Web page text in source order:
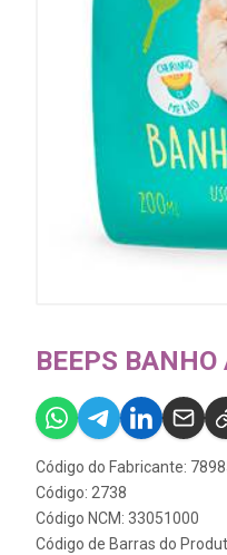
BEEPS
Código do Fabricante:
Código: 2738
Código NCM: 33051000
Código de Barras do